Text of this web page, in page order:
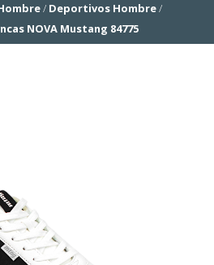
/ Deportivos Hombre/
NOVA Mustang 84775